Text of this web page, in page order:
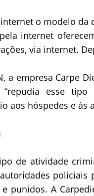
o modelo da
internet
via internet.
a empresa Carpe
esse
aos hóspedes e às
de atividade
punidos. A